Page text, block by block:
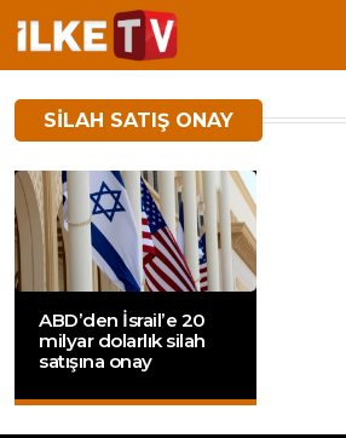
SILAH SATIŞ ONAY
ABD’den İsrail’e 20
milyar dolarlık silah
satışına onay